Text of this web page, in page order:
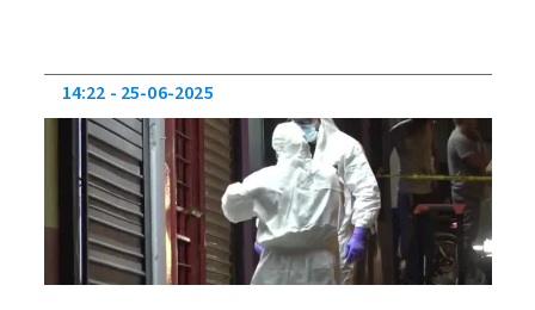
14:22 25-06-2025